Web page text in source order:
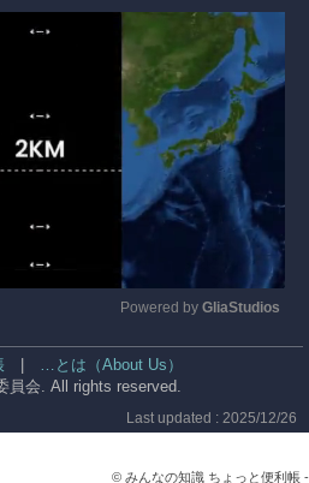
Powered by GliaStudios
…とは（About Us）
会. All rights reserved.
Last updated : 2025/12/26
© みんなの知識 ちょっと便利帳 -